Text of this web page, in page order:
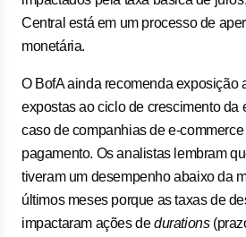
Central está em um processo de
monetária.
O BofA ainda recomenda exposição
expostas ao ciclo de crescimento da
caso de companhias de e-
pagamento. Os analistas lembram
tiveram um desempenho abaixo da
últimos meses porque as taxas de
impactaram ações dedurations